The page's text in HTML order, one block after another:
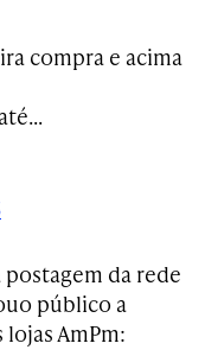
compra e acima
da rede
público a
AmPm: